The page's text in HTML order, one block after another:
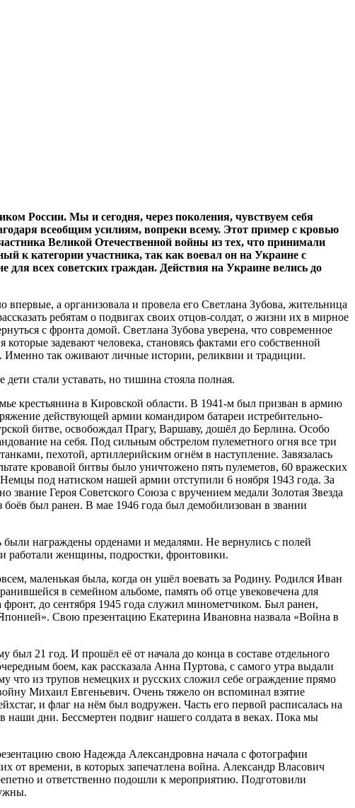
России. Мы и сегодня, через поколения, чувствуем себя
всеобщим усилиям, вопреки всему. Этот пример с кровью
Великой Отечественной войны из тех, что принимали
к категории участника, так как воевал он на Украине с
всех советских граждан. Действия на Украине велись до
а организовала и провела его Светлана Зубова, жительница
ребятам о подвигах своих отцов-солдат, о жизни их в мирное
с фронта домой. Светлана Зубова уверена, что современное
задевают человека, становясь фактами его собственной
Именно так оживают личные истории, реликвии и традиции.
стали уставать, но тишина стояла полная.
крестьянина в Кировской области. В 1941-м был призван в армию
действующей армии командиром батареи истребительно-
битве, освобождал Прагу, Варшаву, дошёл до Берлина. Особо
на себя. Под сильным обстрелом пулеметного огня все три
пехотой, артиллерийским огнём в наступление. Завязалась
кровавой битвы было уничтожено пять пулеметов, 60 вражеских
под натиском нашей армии отступили 6 ноября 1943 года. За
Героя Советского Союза с вручением медали Золотая Звезда
был ранен. В мае 1946 года был демобилизован в звании
награждены орденами и медалями. Не вернулись с полей
работали женщины, подростки, фронтовики.
маленькая была, когда он ушёл воевать за Родину. Родился Иван
в семейном альбоме, память об отце увековечена для
до сентября 1945 года служил минометчиком. Был ранен,
Свою презентацию Екатерина Ивановна назвала «Война в
21 год. И прошёл её от начала до конца в составе отдельного
боем, как рассказала Анна Пуртова, с самого утра выдали
что из трупов немецких и русских сложил себе ограждение прямо
Михаил Евгеньевич. Очень тяжело он вспоминал взятие
и флаг на нём был водружен. Часть его первой расписалась на
наши дни. Бессмертен подвиг нашего солдата в веках. Пока мы
свою Надежда Александровна начала с фотографии
от времени, в которых запечатлена война. Александр Власович
и ответственно подошли к мероприятию. Подготовили